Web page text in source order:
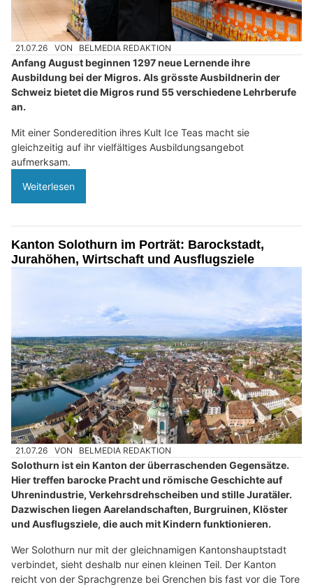
21.07.26 VON BELMEDIA REDAKTION
Anfang August beginnen 1297 neue Lernende ihre
Ausbildung bei der Migros. Als grösste Ausbildnerin der
Schweiz bietet die Migros rund 55 verschiedene Lehrberufe
an.
Mit einer Sonderedition ihres Kult Ice Teas macht sie
gleichzeitig auf ihr vielfältiges Ausbildungsangebot
aufmerksam.
Weiterlesen
Kanton Solothurn im Porträt: Barockstadt,
Jurahöhen, Wirtschaft und Ausflugsziele
21.07.26 VON BELMEDIA REDAKTION
Solothurn ist ein Kanton der überraschenden Gegensätze.
Hier treffen barocke Pracht und römische Geschichte auf
Uhrenindustrie, Verkehrsdrehscheiben und stille Juratäler.
Dazwischen liegen Aarelandschaften, Burgruinen, Klöster
und Ausflugsziele, die auch mit Kindern funktionieren.
Wer Solothurn nur mit der gleichnamigen Kantonshauptstadt
verbindet, sieht deshalb nur einen kleinen Teil. Der Kanton
reicht von der Sprachgrenze bei Grenchen bis fast vor die Tore